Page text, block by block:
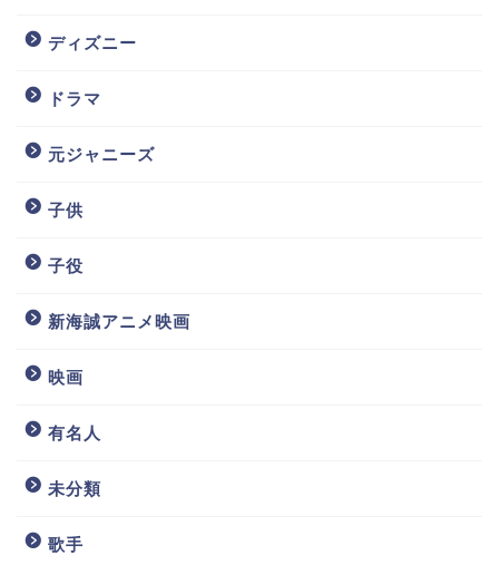
ディズニー
ドラマ
元ジャニーズ
子供
子役
新海誠アニメ映画
映画
有名人
未分類
歌手